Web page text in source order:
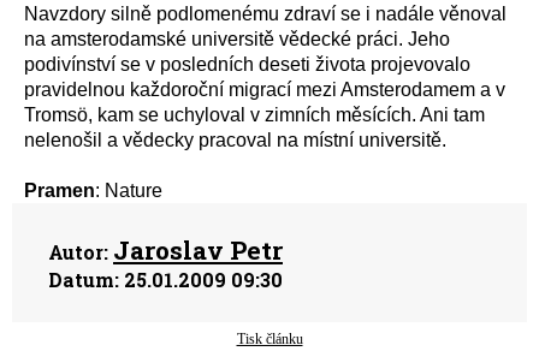
Navzdory silně podlomenému zdraví se i nadále věnoval
na amsterodamské universitě vědecké práci. Jeho
podivínství se v posledních deseti života projevovalo
pravidelnou každoroční migrací mezi Amsterodamem a v
Tromsö, kam se uchyloval v zimních měsících. Ani tam
nelenošil a vědecky pracoval na místní universitě.
Pramen: Nature
Autor: Jaroslav Petr
Datum: 25.01.2009 09:30
Tisk článku